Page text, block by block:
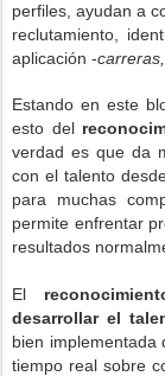
perfiles, ayudan a
reclutamiento,
aplicación -
Estando en este
esto del
verdad es que da
con el talento
para muchas
permite enfrentar
resultados
El
desarrollar el
bien implementada
tiempo real sobre